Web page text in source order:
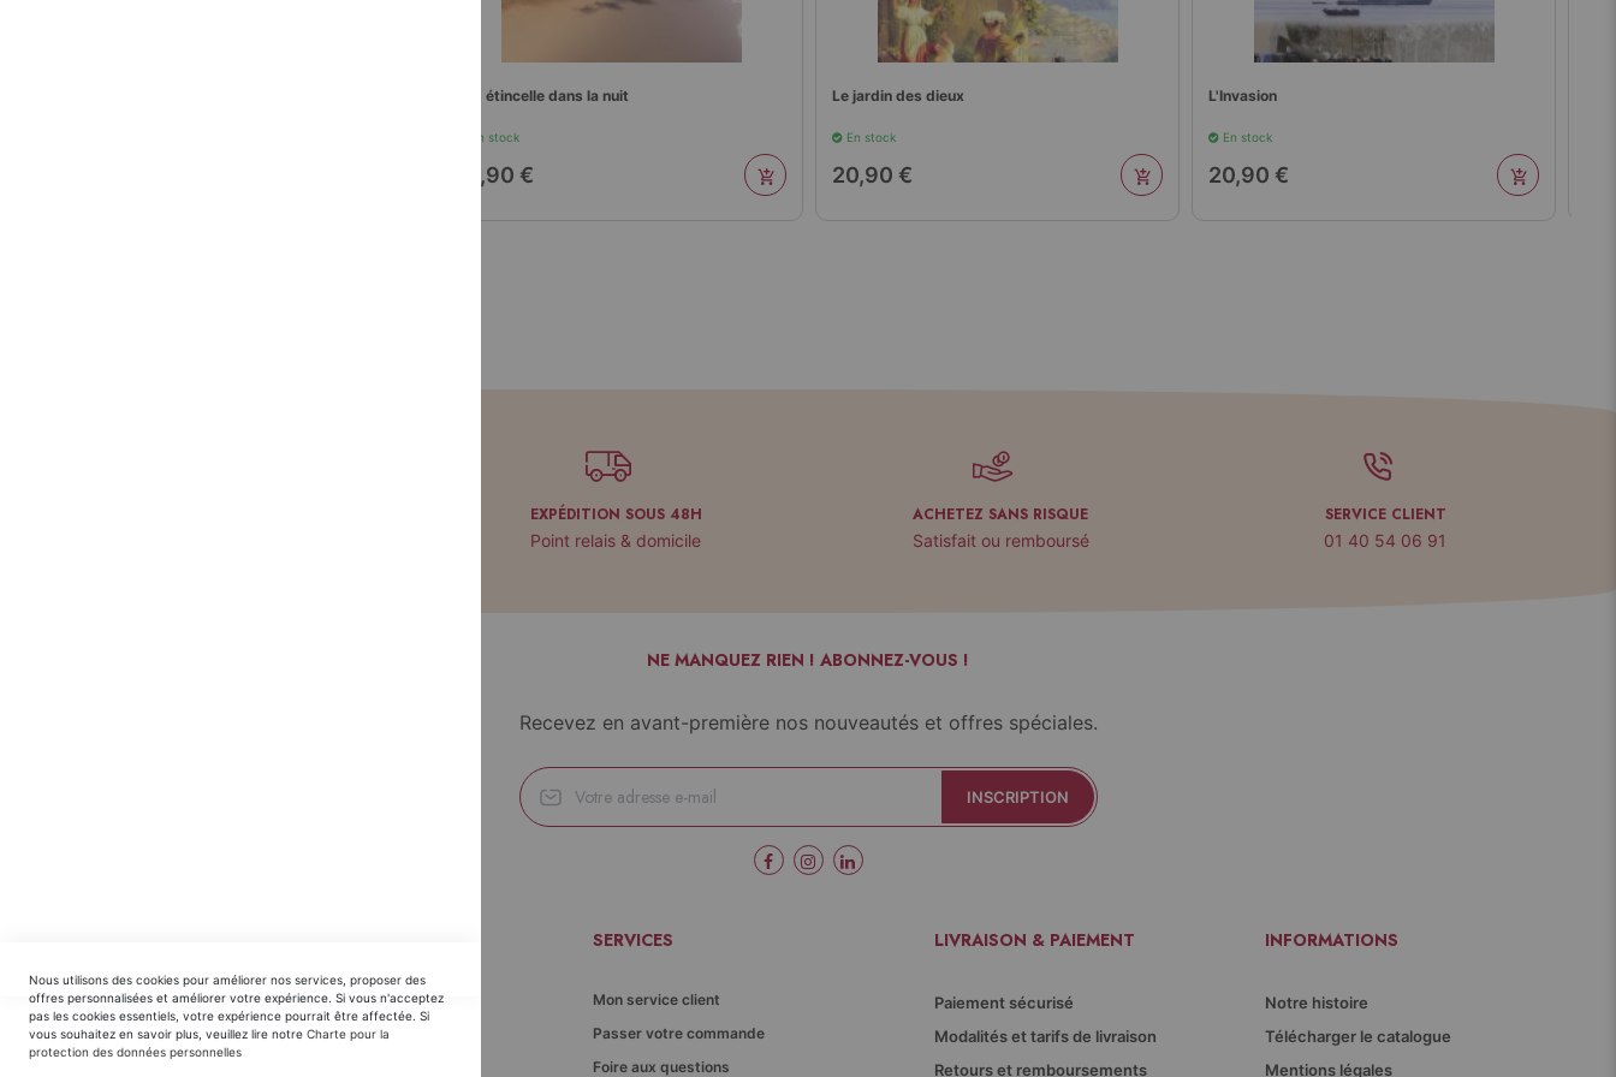
Iris, étincelle dans la nuit
En stock
16,90 €
Le jardin des dieux
En stock
20,90 €
L'Invasion
En stock
20,90 €
EXPÉDITION SOUS 48H
Point relais & domicile
ACHETEZ SANS RISQUE
Satisfait ou remboursé
SERVICE CLIENT
01 40 54 06 91
NE MANQUEZ RIEN ! ABONNEZ-VOUS !
Recevez en avant-première nos nouveautés et offres spéciales.
INSCRIPTION
Horaires SAV :
du Lundi au Jeudi : 9h30 -12h30 / 14h - 17h30
Vendredi : 9h30 - 12h30 / 14h - 16h00
SERVICES
Mon service client
Passer votre commande
Foire aux questions
LIVRAISON & PAIEMENT
Paiement sécurisé
Modalités et tarifs de livraison
Retours et remboursements
INFORMATIONS
Notre histoire
Télécharger le catalogue
Mentions légales
Nous utilisons des cookies pour améliorer nos services, proposer des
offres personnalisées et améliorer votre expérience. Si vous n'acceptez
pas les cookies essentiels, votre expérience pourrait être affectée. Si
vous souhaitez en savoir plus, veuillez lire notre Charte pour la
protection des données personnelles